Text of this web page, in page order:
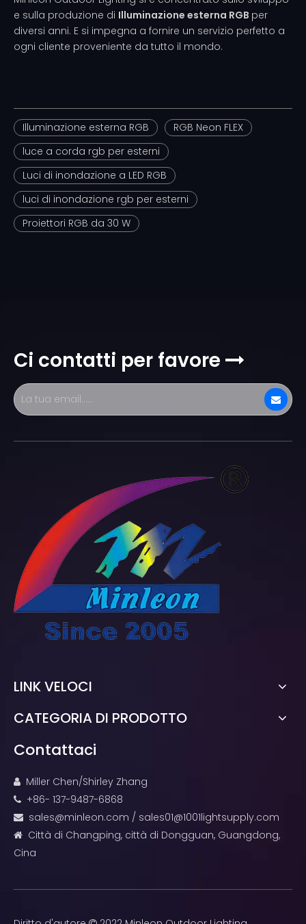
e sulla produzione di Illuminazione esterna RGB per
diversi anni. E si impegna a fornire un servizio perfetto a
ogni cliente proveniente da tutto il mondo.
Illuminazione esterna RGB
RGB Neon FLEX
luce a corda rgb per esterni
Luci di inondazione a LED RGB
luci di inondazione rgb per esterni
Proiettori RGB da 30 W
Ci contatti per favore 
LINK VELOCI
CATEGORIA DI PRODOTTO
Contattaci
 Miller Chen/Shirley Zhang
 +86- 137-9487-6868
 sales@minleon.com / sales01@1001lightsupply.com

Città di Changping, città di Dongguan, Guangdong,
Cina